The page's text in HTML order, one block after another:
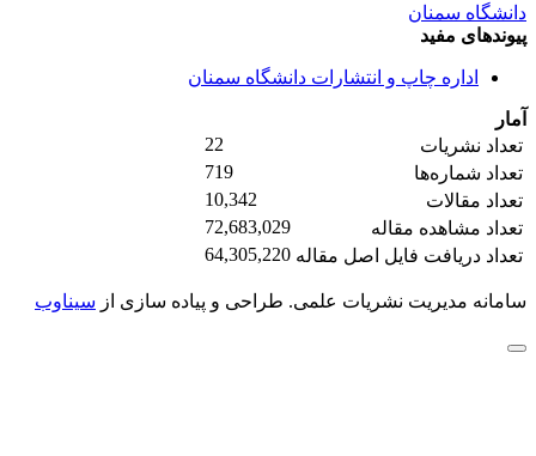
دانشگاه سمنان
پیوندهای مفید
اداره چاپ و انتشارات دانشگاه سمنان
آمار
تعداد نشریات
22
تعداد شماره‌ها
719
تعداد مقالات
10,342
تعداد مشاهده مقاله
72,683,029
تعداد دریافت فایل اصل مقاله 64,305,220
سامانه مدیریت نشریات علمی. طراحی و پیاده سازی از سیناوب